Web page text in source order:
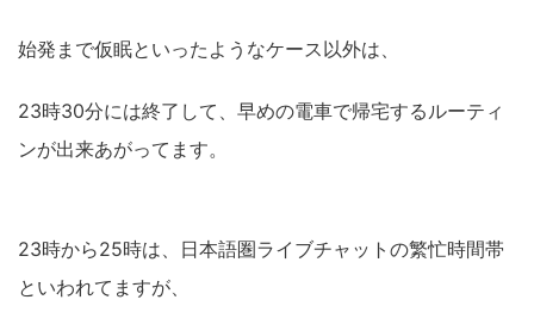
始発まで仮眠といったようなケース以外は、
23時30分には終了して、早めの電車で帰宅するルーティ
ンが出来あがってます。
23時から25時は、日本語圏ライブチャットの繁忙時間帯
といわれてますが、